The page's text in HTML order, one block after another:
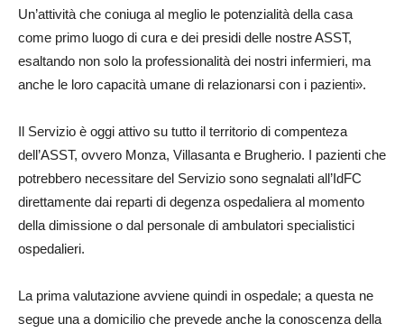
Un’attività che coniuga al meglio le potenzialità della casa
come primo luogo di cura e dei presidi delle nostre ASST,
esaltando non solo la professionalità dei nostri infermieri, ma
anche le loro capacità umane di relazionarsi con i pazienti».
Il Servizio è oggi attivo su tutto il territorio di compenteza
dell’ASST, ovvero Monza, Villasanta e Brugherio. I pazienti che
potrebbero necessitare del Servizio sono segnalati all’IdFC
direttamente dai reparti di degenza ospedaliera al momento
della dimissione o dal personale di ambulatori specialistici
ospedalieri.
La prima valutazione avviene quindi in ospedale; a questa ne
segue una a domicilio che prevede anche la conoscenza della